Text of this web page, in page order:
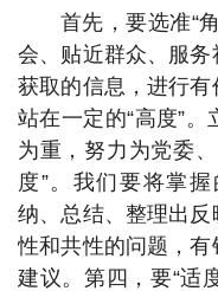
首先，要选准“
会、贴近群众、服
获取的信息，进行
站在一定的“高度”
为重，努力为党委
度”。我们要将掌
纳、总结、整理出
性和共性的问题，
建议。第四，要“适